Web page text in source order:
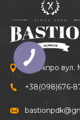
м. Дніпро
+38(098)676-